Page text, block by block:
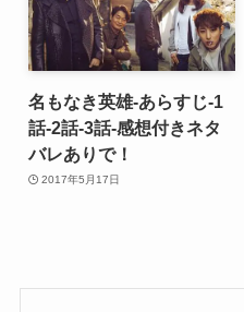
名もなき英雄-あらすじ-1
話-2話-3話-感想付きネタ
バレありで！
2017年5月17日